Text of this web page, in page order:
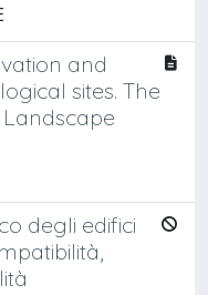
and
sites. The
degli edifici